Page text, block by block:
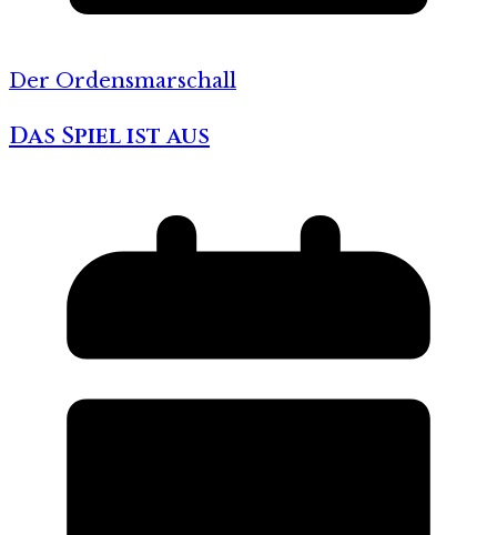
Der Ordensmarschall
Das Spiel ist aus